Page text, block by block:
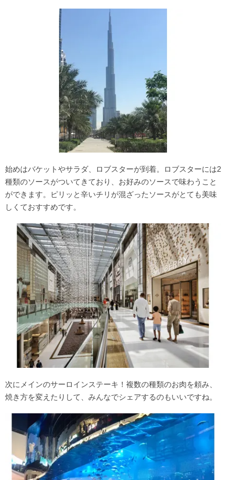
始めはバケットやサラダ、ロブスターが到着。ロブスターには2
種類のソースがついてきており、お好みのソースで味わうこと
ができます。ピリッと辛いチリが混ざったソースがとても美味
しくておすすめです。
次にメインのサーロインステーキ！複数の種類のお肉を頼み、
焼き方を変えたりして、みんなでシェアするのもいいですね。